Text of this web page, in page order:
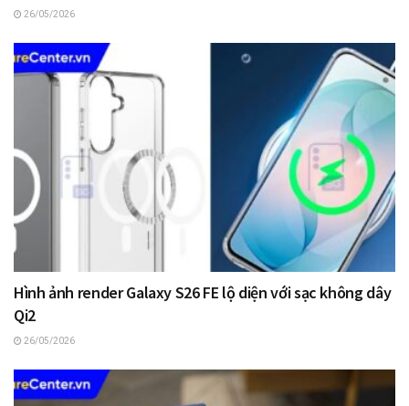
26/05/2026
Hình ảnh render Galaxy S26 FE lộ diện với sạc không dây
Qi2
26/05/2026